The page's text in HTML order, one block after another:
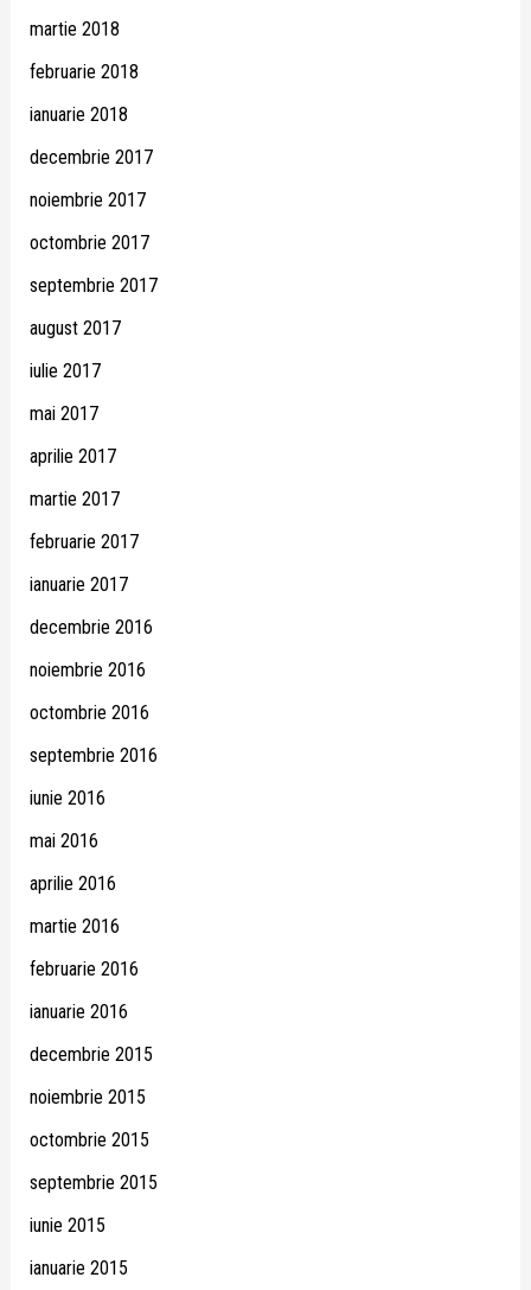
martie 2018
februarie 2018
ianuarie 2018
decembrie 2017
noiembrie 2017
octombrie 2017
septembrie 2017
august 2017
iulie 2017
mai 2017
aprilie 2017
martie 2017
februarie 2017
ianuarie 2017
decembrie 2016
noiembrie 2016
octombrie 2016
septembrie 2016
iunie 2016
mai 2016
aprilie 2016
martie 2016
februarie 2016
ianuarie 2016
decembrie 2015
noiembrie 2015
octombrie 2015
septembrie 2015
iunie 2015
ianuarie 2015